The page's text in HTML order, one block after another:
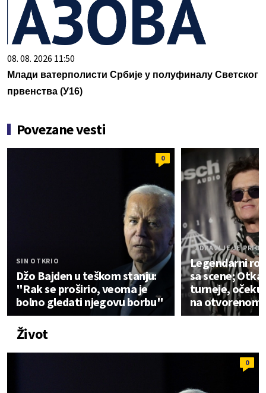
08. 08. 2026 11:50
Млади ватерполисти Србије у полуфиналу Светског
првенства (У16)
Povezane vesti
0
SIN OTKRIO
Džo Bajden u teškom stanju:
"Rak se proširio, veoma je
bolno gledati njegovu borbu"
"ZDRAVLJE JE
Legendarni
sa scene;
turneje,
na otvorenom
Život
0